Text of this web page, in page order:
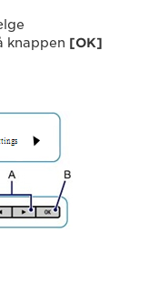
knappen [OK]